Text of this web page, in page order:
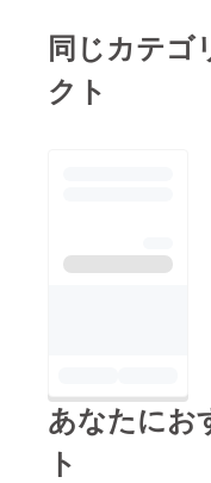
願いいたし
かったです
んとか仲良
たちがより
せるように
チが不足し
同じカテゴ
クト
あなたにお
ト